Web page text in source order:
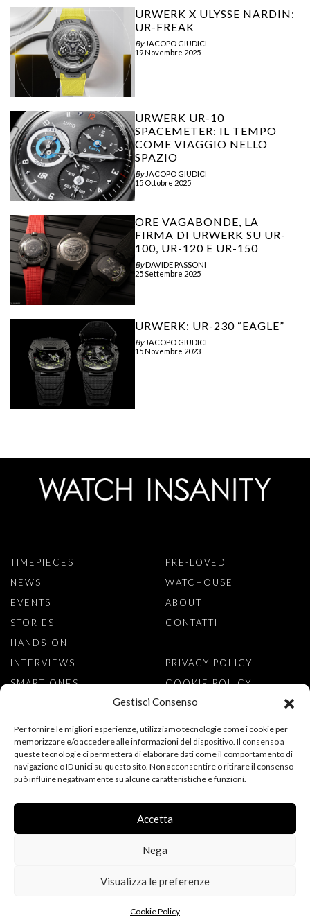
Gestisci Consenso
Per fornire le migliori esperienze, utilizziamo tecnologie come i cookie per
memorizzare e/o accedere alle informazioni del dispositivo. Il consenso a
queste tecnologie ci permetterà di elaborare dati come il comportamento di
navigazione o ID unici su questo sito. Non acconsentire o ritirare il consenso
può influire negativamente su alcune caratteristiche e funzioni.
Accetta
Nega
Visualizza le preferenze
Cookie Policy
URWERK X ULYSSE NARDIN:
UR-FREAK
By JACOPO GIUDICI
19 Novembre 2025
URWERK UR-10
SPACEMETER: IL TEMPO
COME VIAGGIO NELLO
SPAZIO
By JACOPO GIUDICI
15 Ottobre 2025
ORE VAGABONDE, LA
FIRMA DI URWERK SU UR-
100, UR-120 E UR-150
ByDAVIDE PASSONI
25 Settembre 2025
URWERK: UR-230 “EAGLE”
By JACOPO GIUDICI
15 Novembre 2023
TIMEPIECES
NEWS
EVENTS
STORIES
HANDS-ON
INTERVIEWS
SMART ONES
PRE-LOVED
WATCHOUSE
ABOUT
CONTATTI
PRIVACY POLICY
COOKIE POLICY
ISCRIVITI ALLA NEWSLETTER
ACCONSENTO AL TRATTAMENTO DEI MIEI DATI PERSONALI PER
L’INFORMATIVA SULLA PRIVACY.
FOLLOW US
Copyright © 2015-2026 Watch Insanity - All rights reserved